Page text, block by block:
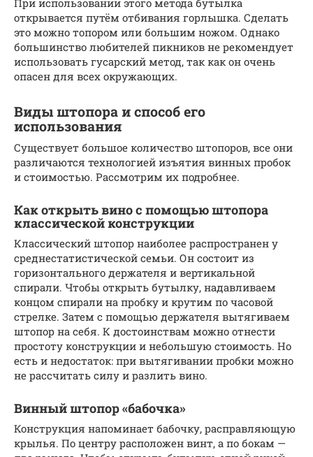
открывается путём отбивания горлышка. Сделать
это можно топором или большим ножом. Однако
большинство любителей пикников не рекомендует
использовать гусарский метод, так как он очень
опасен для всех окружающих.
Виды штопора и способ его
использования
Существует большое количество штопоров, все они
различаются технологией изъятия винных пробок
и стоимостью. Рассмотрим их подробнее.
Как открыть вино с помощью штопора
классической конструкции
Классический штопор наиболее распространен у
среднестатистической семьи. Он состоит из
горизонтального держателя и вертикальной
спирали. Чтобы открыть бутылку, надавливаем
концом спирали на пробку и крутим по часовой
стрелке. Затем с помощью держателя вытягиваем
штопор на себя. К достоинствам можно отнести
простоту конструкции и небольшую стоимость. Но
есть и недостаток: при вытягивании пробки можно
не рассчитать силу и разлить вино.
Винный штопор «бабочка»
Конструкция напоминает бабочку, расправляющую
крылья. По центру расположен винт, а по бокам —